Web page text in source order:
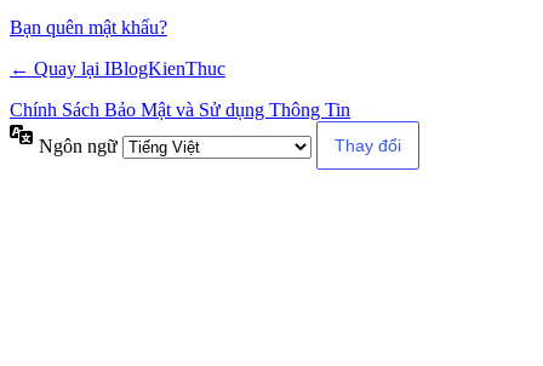
Alternative:
Bạn quên mật khẩu?
← Quay lại IBlogKienThuc
Chính Sách Bảo Mật và Sử dụng Thông Tin
Ngôn ngữ